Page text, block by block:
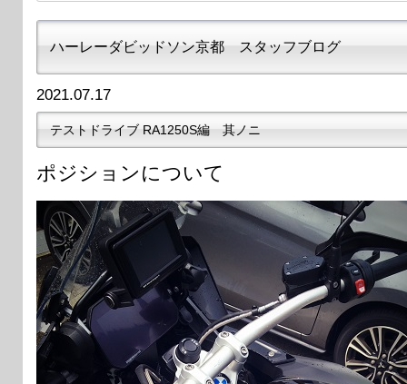
ハーレーダビッドソン京都 スタッフブログ
2021.07.17
テストドライブ RA1250S編 其ノニ
ポジションについて